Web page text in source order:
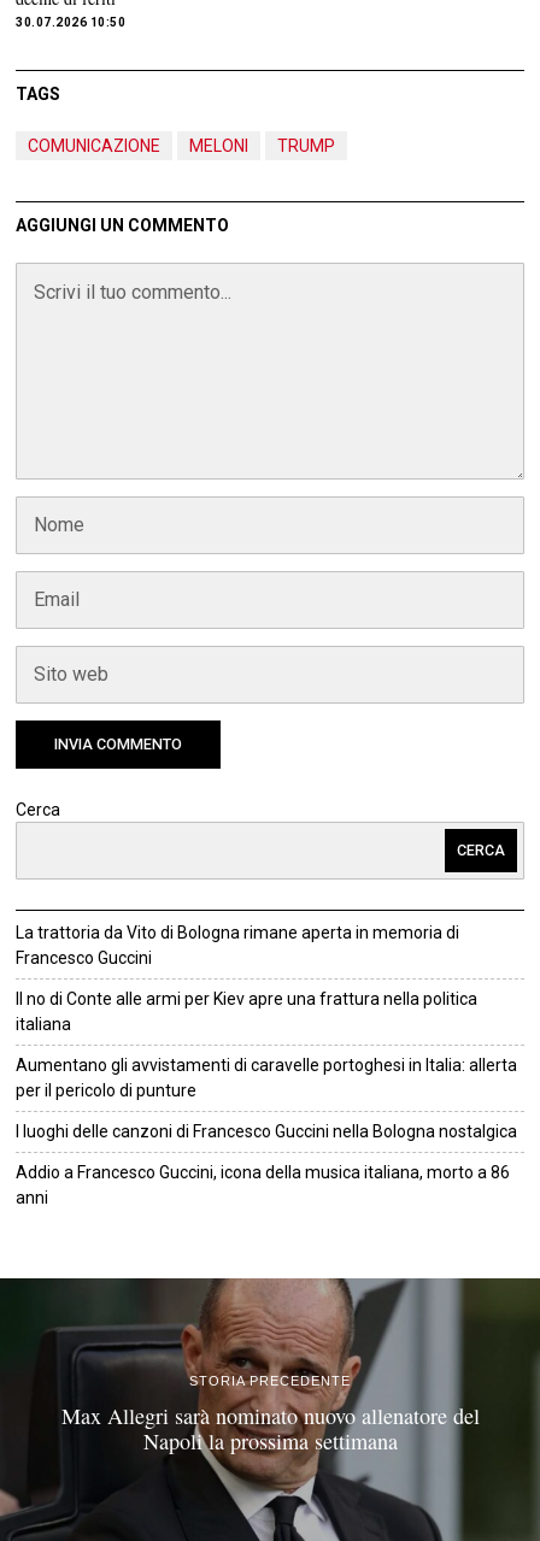
30.07.2026 10:50
TAGS
COMUNICAZIONE MELONI TRUMP
AGGIUNGI UN COMMENTO
Cerca
CERCA
La trattoria da Vito di Bologna rimane aperta in memoria di
Francesco Guccini
Il no di Conte alle armi per Kiev apre una frattura nella politica
italiana
Aumentano gli avvistamenti di caravelle portoghesi in Italia: allerta
per il pericolo di punture
I luoghi delle canzoni di Francesco Guccini nella Bologna nostalgica
Addio a Francesco Guccini, icona della musica italiana, morto a 86
anni
STORIA PRECEDENTE
Max Allegri sarà nominato nuovo allenatore del
Napoli la prossima settimana